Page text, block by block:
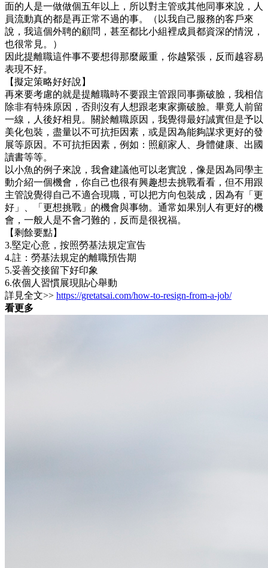
面的人是一做做個五年以上，所以對主管或其他同事來說，人
員流動真的都是再正常不過的事。（以我自己服務的客戶來
說，我這個外聘的顧問，甚至都比小組裡成員都資深的情況，
也很常見。）
因此提離職這件事不要想得那麼嚴重，你越緊張，反而越容易
表現不好。
【擬定策略好好說】
再來要考慮的就是提離職時不要跟主管跟同事撕破臉，我相信
除非有特殊原因，否則沒有人想跟老東家撕破臉。畢竟人前留
一線，人後好相見。關於離職原因，我覺得最好誠實但是予以
美化包裝，盡量以不可抗拒因素，或是因為能夠謀求更好的發
展等原因。不可抗拒因素，例如：照顧家人、身體健康、出國
讀書等等。
以小魚的例子來說，我會建議他可以老實說，像是因為同學主
動介紹一個機會，你自己也很有興趣想去挑戰看看，但不用跟
主管說覺得自己不適合現職，可以把方向包裝成，因為有「更
好」、「更想挑戰」的機會與事物。通常如果別人有更好的機
會，一般人是不會刁難的，反而是很祝福。
【剩餘要點】
3.堅定心意，按照勞基法規定宣告
4.註：勞基法規定的離職預告期
5.妥善交接留下好印象
6.依個人習慣展現貼心舉動
詳見全文>> https://gretatsai.com/how-to-resign-from-a-job/
看更多